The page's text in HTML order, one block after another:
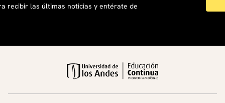
recibir las últimas noticias y entérate de